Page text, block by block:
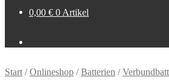
0,00 € 0 Artikel
Start /Onlineshop /Batterien /